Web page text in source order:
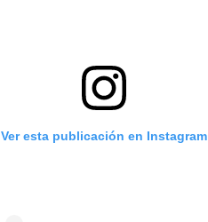
Ver esta publicación en Instagram